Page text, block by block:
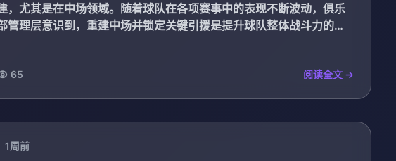
，尤其是在中场领域。随着球队在各项赛事中的表现不断波动，俱乐
管理层意识到，重建中场并锁定关键引援是提升球队整体战斗力的核
65 阅读全文 →
1周前